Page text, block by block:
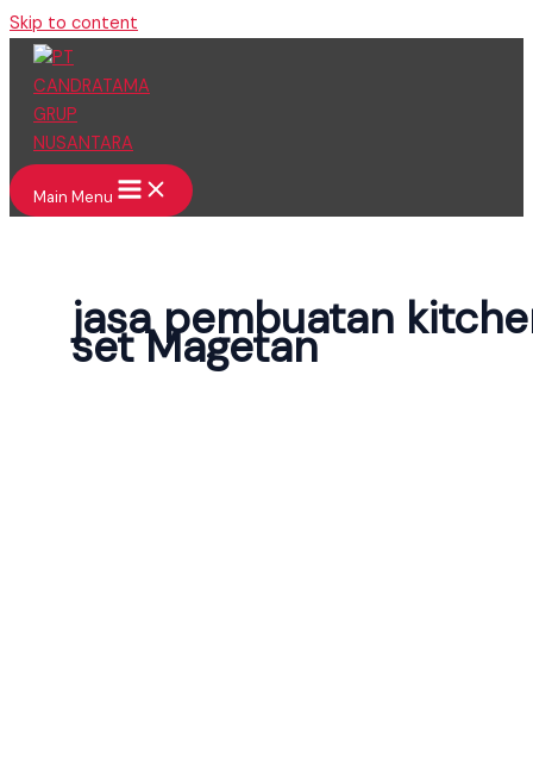
Skip to content
Main Menu
jasa pembuatan
set Magetan